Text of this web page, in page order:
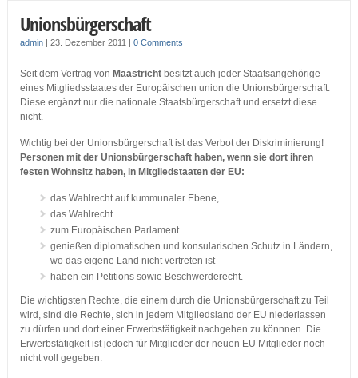
Unionsbürgerschaft
admin| 23. Dezember 2011 | 0 Comments
Seit dem Vertrag von Maastrichtbesitzt auch jeder Staatsangehörige
eines Mitgliedsstaates der Europäischen union die Unionsbürgerschaft.
Diese ergänzt nur die nationale Staatsbürgerschaft und ersetzt diese
nicht.
Wichtig bei der Unionsbürgerschaft ist das Verbot der Diskriminierung!
Personen mit der Unionsbürgerschaft haben, wenn sie dort ihren
festen Wohnsitz haben, in Mitgliedstaaten der EU:
das Wahlrecht auf kummunaler Ebene,
das Wahlrecht
zum Europäischen Parlament
genießen diplomatischen und konsularischen Schutz in Ländern,
wo das eigene Land nicht vertreten ist
haben ein Petitions sowie Beschwerderecht.
Die wichtigsten Rechte, die einem durch die Unionsbürgerschaft zu Teil
wird, sind die Rechte, sich in jedem Mitgliedsland der EU niederlassen
zu dürfen und dort einer Erwerbstätigkeit nachgehen zu könnnen. Die
Erwerbstätigkeit ist jedoch für Mitglieder der neuen EU Mitglieder noch
nicht voll gegeben.